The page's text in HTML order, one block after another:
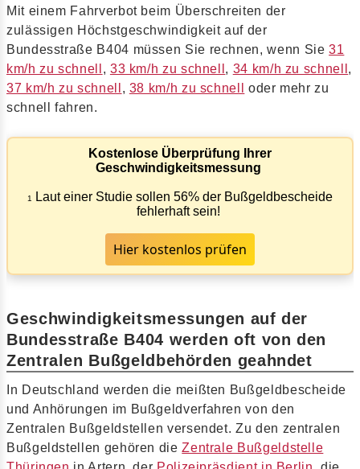
Mit einem Fahrverbot beim Überschreiten der
zulässigen Höchstgeschwindigkeit auf der
Bundesstraße B404 müssen Sie rechnen, wenn Sie31
km/h zu schnell , 33 km/h zu schnell , 34 km/h zu schnell ,
37 km/h zu schnell , 38 km/h zu schnell
oder mehr zu
schnell fahren.
Kostenlose Überprüfung Ihrer
Geschwindigkeitsmessung
1
Laut einer Studie sollen 56% der Bußgeldbescheide
fehlerhaft sein!
Hier kostenlos prüfen
Geschwindigkeitsmessungen auf der
Bundesstraße B404 werden oft von den
Zentralen Bußgeldbehörden geahndet
In Deutschland werden die meißten Bußgeldbescheide
und Anhörungen im Bußgeldverfahren von den
Zentralen Bußgeldstellen versendet. Zu den zentralen
Bußgeldstellen gehören dieZentrale Bußgeldstelle